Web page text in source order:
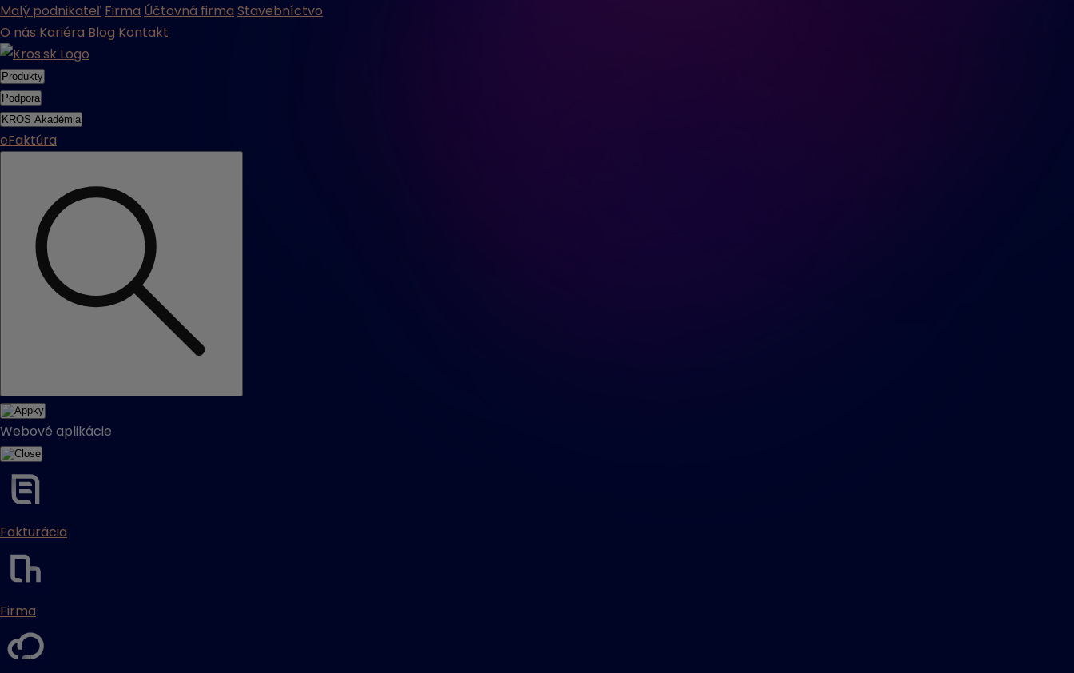
Malý podnikateľ Firma Účtovná firma Stavebníctvo
O nás Kariéra Blog Kontakt
Produkty
Podpora
KROS Akadémia
eFaktúra
Webové aplikácie
Fakturácia
Firma